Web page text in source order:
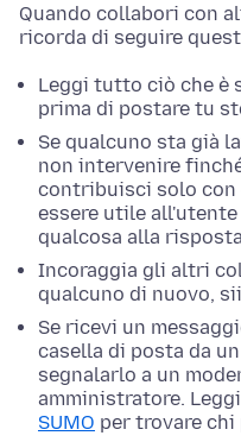
Quando collabori con
ricorda di seguire
Leggi tutto ciò che
prima di postare tu
Se qualcuno sta già
non intervenire
contribuisci solo con
essere utile
qualcosa alla
Incoraggia gli altri
qualcuno di nuovo,
Se ricevi un
casella di posta da
segnalarlo a un
amministratore.
SUMO per trovare